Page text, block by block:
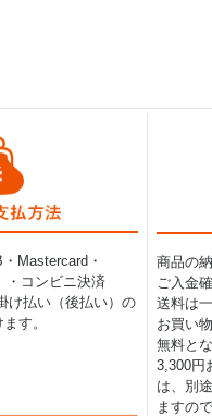
Mastercard・
・コンビニ決済
け払い（後払い）の
す。
商品の
ご入金
送料は
お買い
無料と
3,300円
は、別
ますの